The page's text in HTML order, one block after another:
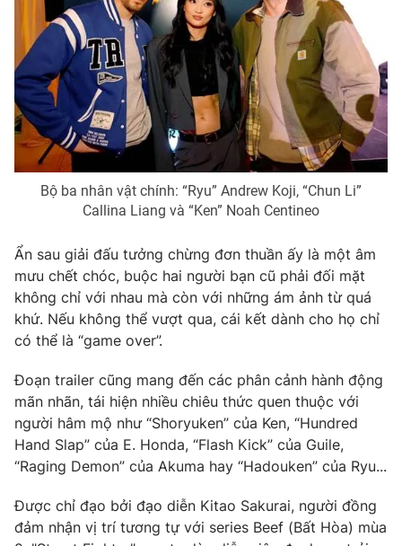
Thị trường
Tư vấn
Lịch phát sóng
Chuyên mục khác
Emagazine Podcast
Photo Infographic
VTV Money VTV Thể thao
VTV Sức khoẻ Bất động sản
Thị trường 24h Tấm lòng Việt
VTV4 Vươn mình bằng AI
Liên hệ tòa soạn English
Bộ ba nhân vật chính: “Ryu” Andrew Koji, “Chun Li”
Callina Liang và “Ken” Noah Centineo
Ẩn sau giải đấu tưởng chừng đơn thuần ấy là một âm
mưu chết chóc, buộc hai người bạn cũ phải đối mặt
không chỉ với nhau mà còn với những ám ảnh từ quá
khứ. Nếu không thể vượt qua, cái kết dành cho họ chỉ
có thể là “game over”.
Đoạn trailer cũng mang đến các phân cảnh hành động
mãn nhãn, tái hiện nhiều chiêu thức quen thuộc với
người hâm mộ như “Shoryuken” của Ken, “Hundred
Hand Slap” của E. Honda, “Flash Kick” của Guile,
“Raging Demon” của Akuma hay “Hadouken” của Ryu...
Được chỉ đạo bởi đạo diễn Kitao Sakurai, người đồng
đảm nhận vị trí tương tự với series Beef (Bất Hòa) mùa